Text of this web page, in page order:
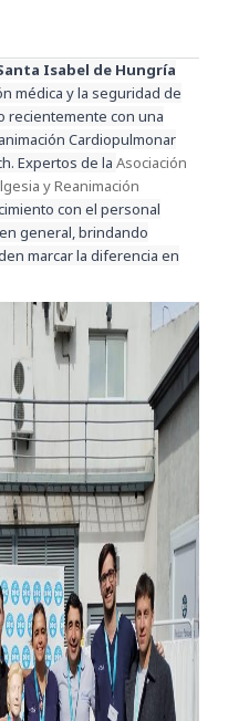
Isabel de Hungría
médica y la seguridad de
recientemente con una
Cardiopulmonar
Expertos de la Asociación
y Reanimación
con el personal
general, brindando
marcar la diferencia en